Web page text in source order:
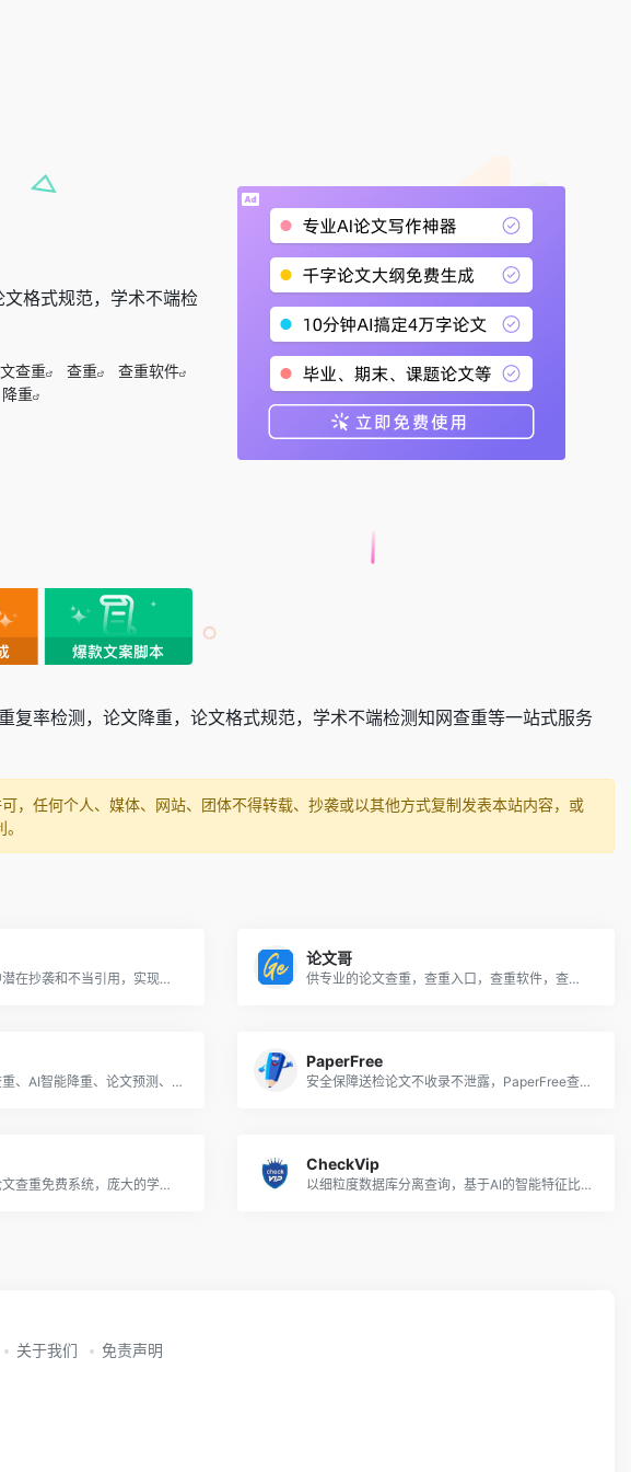
格式规范，学术不端检
查重 查重
查重软件
降重
率检测，论文降重，论文格式规范，学术不端检测知网查重等一站式服务
任何个人、媒体、网站、团体不得转载、抄袭或以其他方式复制发表本站内容，或
准确的查到论文中潜在抄袭和不当引用，实现了学术不端行为检测服务
论文哥
供专业的论文查重，查重入口，查重软件，查重网站等一站式服务
专业的免费论文查重、AI智能降重、论文预测、在线报告、论文指导等一站式服务
PaperFree
安全保障送检论文不收录不泄露，PaperFree查重服务用户已经达到千万级
科学安全可靠的论文查重免费系统，庞大的学术期刊资源库和互联网实时更新资源
CheckVip
以细粒度数据库分离查询，基于AI的智能特征比对算法，查重效率最快只需1秒
关于我们 免责声明